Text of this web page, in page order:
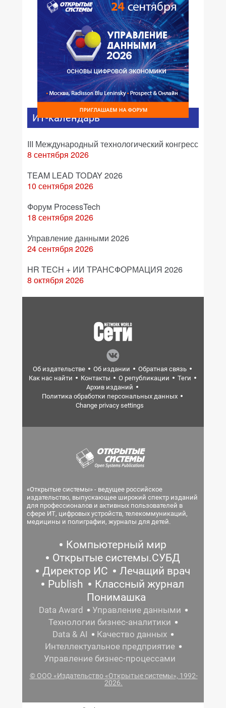
ИТ-календарь
III Международный технологический конгресс
8 сентября 2026
TEAM LEAD TODAY 2026
10 сентября 2026
Форум ProcessTech
18 сентября 2026
Управление данными 2026
24 сентября 2026
HR TECH + ИИ ТРАНСФОРМАЦИЯ 2026
8 октября 2026
Об издательстве Об издании
Обратная связь
Как нас найти
Контакты О републикации
Теги
Архив изданий
Политика обработки персональных данных
Change privacy settings
«Открытые системы» - ведущее российское
издательство, выпускающее широкий спектр изданий
для профессионалов и активных пользователей в
сфере ИТ, цифровых устройств, телекоммуникаций,
медицины и полиграфии, журналы для детей.
Компьютерный мир
Открытые системы.СУБД
Директор ИС
Лечащий врач
Publish
Классный журнал
Понимашка
Data Award
Управление данными
Технологии бизнес-аналитики
Data & AI
Качество данных
Интеллектуальное предприятие
Управление бизнес-процессами
© ООО «Издательство «Открытые системы», 1992-
2026.